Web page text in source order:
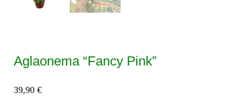
Aglaonema “Fancy Pink”
39,90 €